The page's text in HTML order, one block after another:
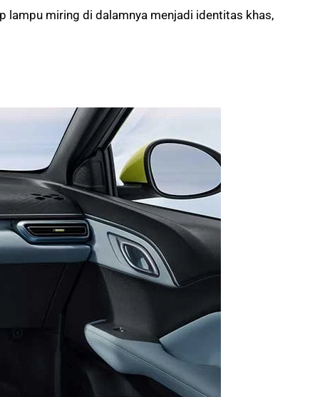
lampu miring di dalamnya menjadi identitas khas,